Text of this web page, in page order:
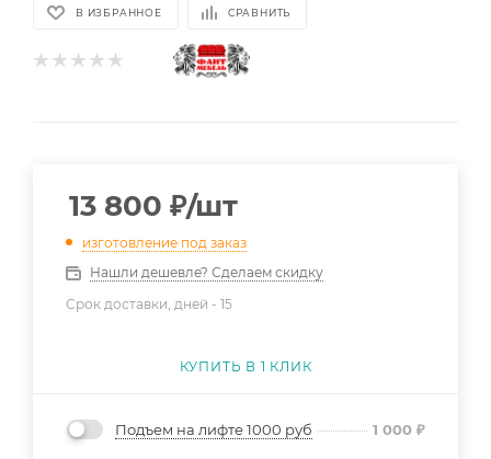
В ИЗБРАННОЕ СРАВНИТЬ
13 800 ₽/шт
изготовление под заказ
Нашли дешевле? Сделаем скидку
Срок доставки, дней - 15
КУПИТЬ В 1 КЛИК
Подъем на лифте 1000 руб 1 000 ₽